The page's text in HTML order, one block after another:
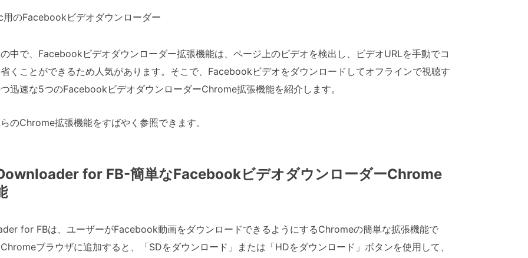
用のFacebookビデオダウンローダー
中で、Facebookビデオダウンローダー拡張機能は、ページ上のビデオを検出し、ビデオURLを手動でコ
くことができるため人気があります。そこで、Facebookビデオをダウンロードしてオフラインで視聴す
迅速な5つのFacebookビデオダウンローダーChrome拡張機能を紹介します。
のChrome拡張機能をすばやく参照できます。
for FB-簡単なFacebookビデオダウンローダーChrome
for FBは、ユーザーがFacebook動画をダウンロードできるようにするChromeの簡単な拡張機能で
ブラウザに追加すると、「SDをダウンロード」または「HDをダウンロード」ボタンを使用して、